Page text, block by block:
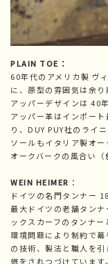
PLAIN TOE：
60年代のアメリカ製 ヴ
に、原型の雰囲気は余り
アッパーデザインは 40
アッパー革はインポー
り、DUY PUY社のライニ
ソールもイタリア製オー
オークバークの風合い（
WEIN HEIMER ：
ドイツの名門タンナー
最大ドイツの老舗タン
ックスカーフのタンナー
環境問題により制約で
の技術、製法と職人を
価をされつづけています。